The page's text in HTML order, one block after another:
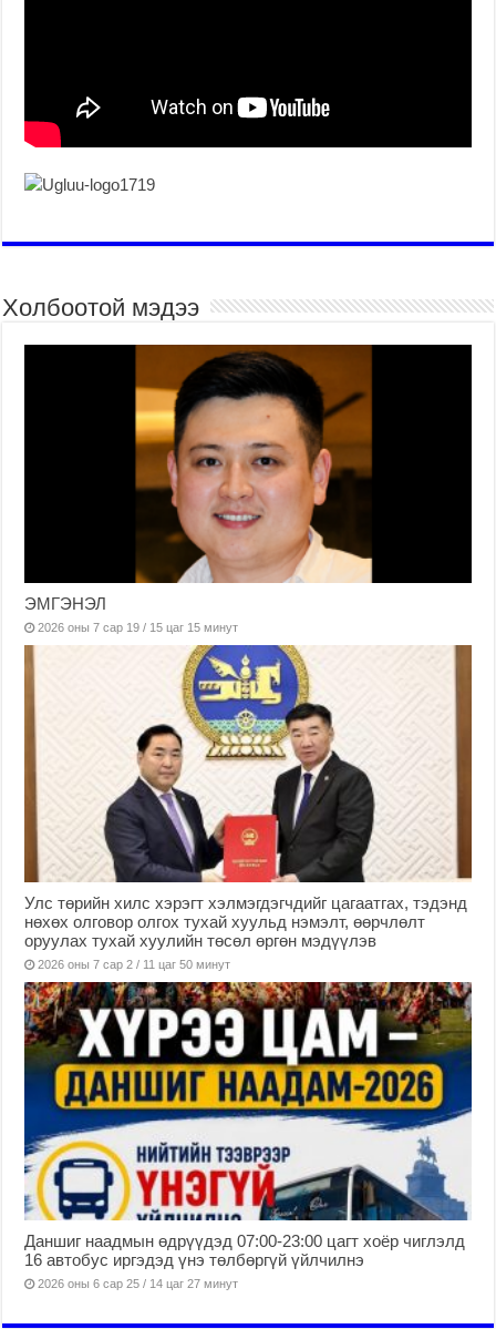
Холбоотой мэдээ
ЭМГЭНЭЛ
2026 оны 7 сар 19 / 15 цаг 15 минут
Улс төрийн хилс хэрэгт хэлмэгдэгчдийг цагаатгах, тэдэнд
нөхөх олговор олгох тухай хуульд нэмэлт, өөрчлөлт
оруулах тухай хуулийн төсөл өргөн мэдүүлэв
2026 оны 7 сар 2 / 11 цаг 50 минут
Даншиг наадмын өдрүүдэд 07:00-23:00 цагт хоёр чиглэлд
16 автобус иргэдэд үнэ төлбөргүй үйлчилнэ
2026 оны 6 сар 25 / 14 цаг 27 минут